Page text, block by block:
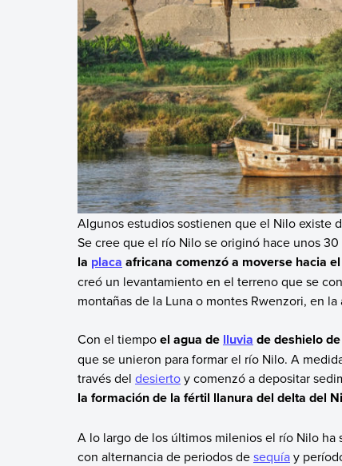
Algunos estudios sostienen que el Nilo existe
Se cree que el río Nilo se originó hace unos
la placa africana comenzó a moverse hacia
creó un levantamiento en el terreno que se
montañas de la Luna o montes Rwenzori, en la
Con el tiempoel agua de lluvia de deshielo
que se unieron para formar el río Nilo. A
través del desiertoy comenzó a depositar
la formación de la fértil llanura del delta del
A lo largo de los últimos milenios el río Nilo
con alternancia de periodos desequíay